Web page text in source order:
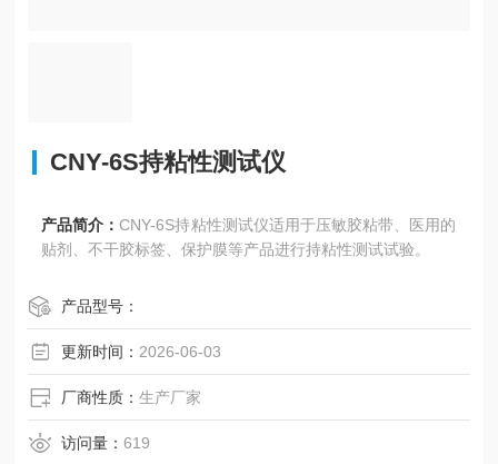
CNY-6S持粘性测试仪
产品简介：CNY-6S持粘性测试仪适用于压敏胶粘带、医用的
贴剂、不干胶标签、保护膜等产品进行持粘性测试试验。
产品型号：
更新时间： 2026-06-03
厂商性质：生产厂家
访问量：619